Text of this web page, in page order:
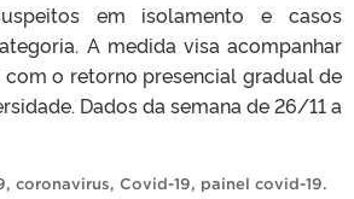
em isolamento e casos
A medida visa acompanhar
o retorno presencial gradual de
Dados da semana de 26/11 a
, coronavirus, Covid-19, painel covid-19.